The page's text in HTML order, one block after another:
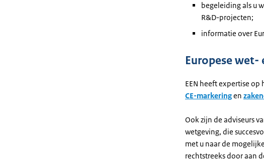
begeleiding als u
R&D-projecten;
informatie over
Europese wet-
EEN heeft expertise op
CE-markeringen
Ook zijn de adviseurs
wetgeving, die
met u naar de
rechtstreeks door aan